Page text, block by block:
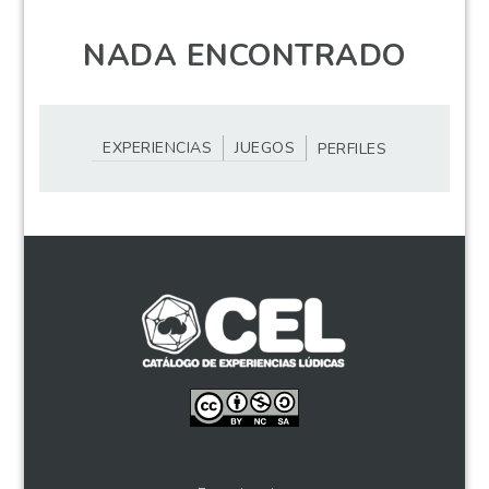
NADA ENCONTRADO
EXPERIENCIAS JUEGOS PERFILES